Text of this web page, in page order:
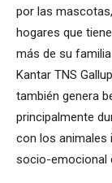
por las
hogares que
más de su
Kantar TNS
también genera
principalmente
con los animales
socio-emocional